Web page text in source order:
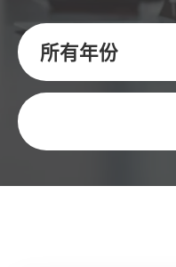
所有年份
關鍵字